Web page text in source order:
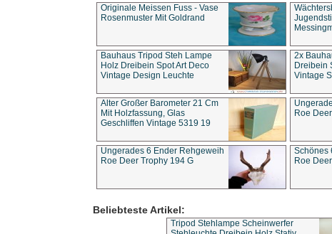
Originale Meissen Fuss - Vase
Rosenmuster Mit Goldrand
Bauhaus Tripod Steh Lampe
Holz Dreibein Spot Art Deco
Vintage Design Leuchte
2x
Dreibein
Vintage
Alter Großer Barometer 21 Cm
Mit Holzfassung, Glas
Geschliffen Vintage 5319 19
Roe
Ungerades 6 Ender Rehgeweih
Roe Deer Trophy 194 G
Schönes
Roe
Beliebteste Artikel:
Tripod Stehlampe Scheinwerfer